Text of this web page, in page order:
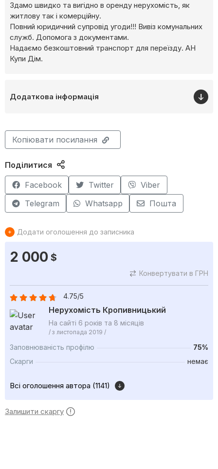
Здамо швидко та вигідно в оренду нерухомість, як
житлову так і комерційну.
Повний юридичний супровід угоди!!! Вивіз комунальних
служб. Допомога з документами.
Надаємо безкоштовний транспорт для переїзду. АН
Купи Дім.
Додаткова інформація
Копіювати посилання
Поділитися
Facebook Twitter
Viber
Telegram
Whatsapp Пошта
Додати оголошення до записника
2 000 $
Конвертувати в ГРН
4.75/5
Нерухомість Кропивницький
На сайті 6 років та 8 місяців
/ з листопада 2019 /
Заповнюваність профілю
75%
Скарги
немає
Всі оголошення автора (1141)
Залишити скаргу